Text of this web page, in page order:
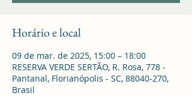
Horário e local
09 de mar. de 2025, 15:00 – 18:00
RESERVA VERDE SERTÃO, R. Rosa, 778 -
Pantanal, Florianópolis - SC, 88040-270,
Brasil